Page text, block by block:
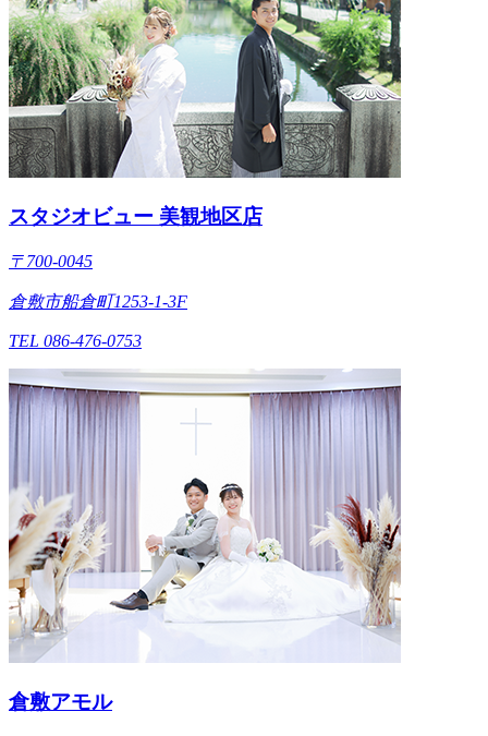
スタジオビュー 美観地区店
〒700-0045
倉敷市船倉町1253-1-3F
TEL 086-476-0753
倉敷アモル